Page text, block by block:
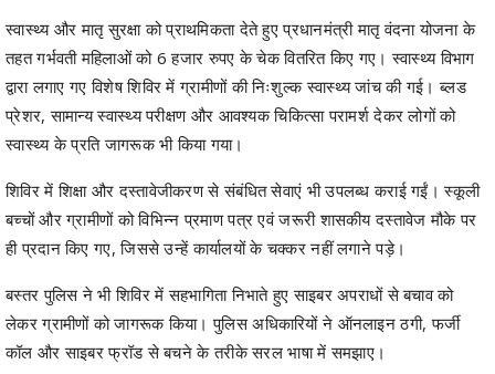
स्वास्थ्य और मातृ सुरक्षा को प्राथमिकता देते हुए प्रधानमंत्री मातृ वंदना योजना के
तहत गर्भवती महिलाओं को 6 हजार रुपए के चेक वितरित किए गए। स्वास्थ्य विभाग
द्वारा लगाए गए विशेष शिविर में ग्रामीणों की निःशुल्क स्वास्थ्य जांच की गई। ब्लड
प्रेशर, सामान्य स्वास्थ्य परीक्षण और आवश्यक चिकित्सा परामर्श देकर लोगों को
स्वास्थ्य के प्रति जागरूक भी किया गया।
शिविर में शिक्षा और दस्तावेजीकरण से संबंधित सेवाएं भी उपलब्ध कराई गईं। स्कूली
बच्चों और ग्रामीणों को विभिन्न प्रमाण पत्र एवं जरूरी शासकीय दस्तावेज मौके पर
ही प्रदान किए गए, जिससे उन्हें कार्यालयों के चक्कर नहीं लगाने पड़े।
बस्तर पुलिस ने भी शिविर में सहभागिता निभाते हुए साइबर अपराधों से बचाव को
लेकर ग्रामीणों को जागरूक किया। पुलिस अधिकारियों ने ऑनलाइन ठगी, फर्जी
कॉल और साइबर फ्रॉड से बचने के तरीके सरल भाषा में समझाए।